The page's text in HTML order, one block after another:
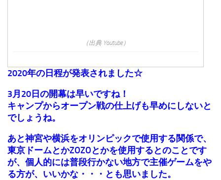
（出典 Youtube）
2020年の日程が発表されました☆
3月20日の開幕は早いですね！
キャンプからオープン戦の仕上げも早めにしないと
でしょうね。
あと神宮や横浜をオリンピックで使用する関係で、
東京ドームとかZOZOとかを使用するとのことです
が、個人的には普段行かない地方で主催ゲームをや
る方が、いいかな・・・とも思いました。